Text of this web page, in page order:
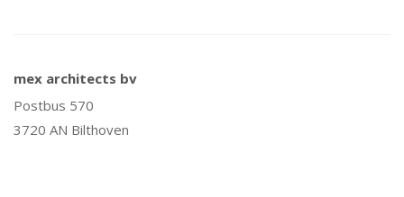
mex architects bv
Postbus 570
3720 AN Bilthoven